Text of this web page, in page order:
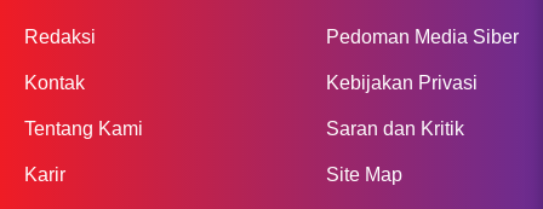
Redaksi
Kontak
Tentang Kami
Karir
Pedoman Media Siber
Kebijakan Privasi
Saran dan Kritik
Site Map